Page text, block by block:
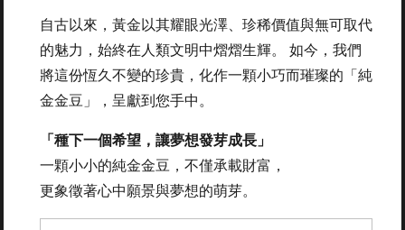
自古以來，黃金以其耀眼光澤、珍稀價值與無可取代
的魅力，始終在人類文明中熠熠生輝。 如今，我們
將這份恆久不變的珍貴，化作一顆小巧而璀璨的「純
金金豆」，呈獻到您手中。
「種下一個希望，讓夢想發芽成長」
一顆小小的純金金豆，不僅承載財富，
更象徵著心中願景與夢想的萌芽。